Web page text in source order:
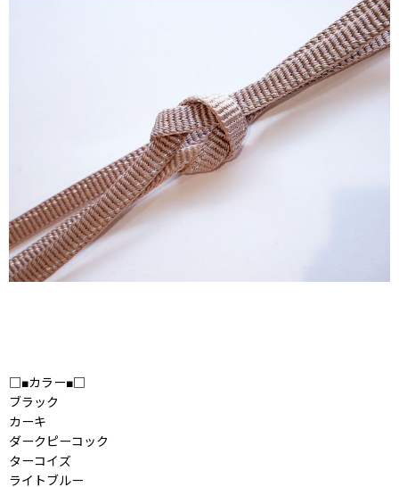
□■カラー■□
ブラック
カーキ
ダークピーコック
ターコイズ
ライトブルー